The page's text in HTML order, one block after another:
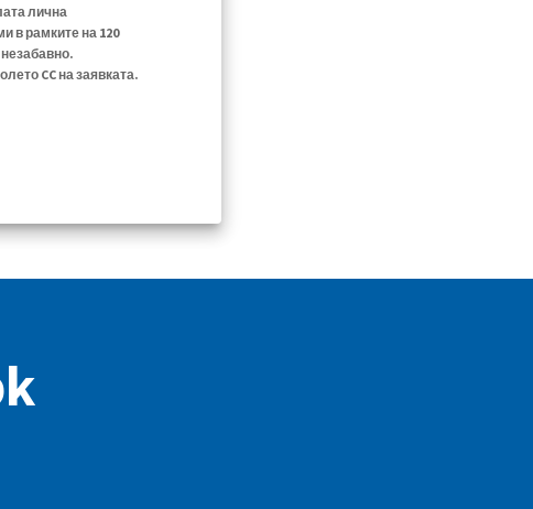
лична
в рамките на 120
CC на заявката.